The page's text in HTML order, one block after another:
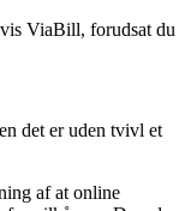
ViaBill, forudsat du
det er uden tvivl et
af at online